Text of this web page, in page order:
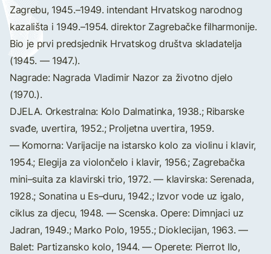
Zagrebu, 1945.–1949. intendant Hrvatskog narodnog
kazališta i 1949.–1954. direktor Zagrebačke filharmonije.
Bio je prvi predsjednik Hrvatskog društva skladatelja
(1945. — 1947.).
Nagrade: Nagrada Vladimir Nazor za životno djelo
(1970.).
DJELA. Orkestralna: Kolo Dalmatinka, 1938.; Ribarske
svađe, uvertira, 1952.; Proljetna uvertira, 1959.
— Komorna: Varijacije na istarsko kolo za violinu i klavir,
1954.; Elegija za violončelo i klavir, 1956.; Zagrebačka
mini–suita za klavirski trio, 1972. — klavirska: Serenada,
1928.; Sonatina u Es–duru, 1942.; Izvor vode uz igalo,
ciklus za djecu, 1948. — Scenska. Opere: Dimnjaci uz
Jadran, 1949.; Marko Polo, 1955.; Dioklecijan, 1963. —
Balet: Partizansko kolo, 1944. — Operete: Pierrot Ilo,